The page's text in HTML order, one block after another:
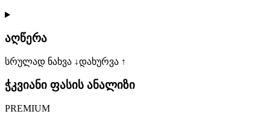
აღწერა
სრულად ნახვა ↓დახურვა ↑
ჭკვიანი ფასის ანალიზი
PREMIUM